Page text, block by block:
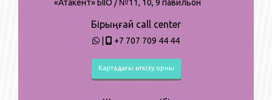
«Атакент» ҚЫІО / №11, 10, 9 павильон
Бірыңғай call center
+7 707 709 44 44
Картадағы өткізу орны